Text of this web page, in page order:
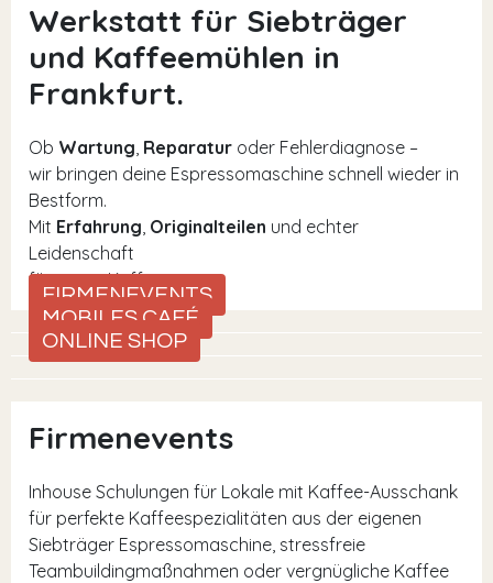
Werkstatt für Siebträger
und Kaffeemühlen in
Frankfurt.
Ob Wartung, Reparatur oder Fehlerdiagnose –
wir bringen deine Espressomaschine schnell wieder in
Bestform.
Mit Erfahrung, Originalteilen und echter
Leidenschaft
für guten Kaffee.
FIRMENEVENTS
MOBILES CAFÉ
ONLINE SHOP
Firmenevents
Inhouse Schulungen für Lokale mit Kaffee-Ausschank
für perfekte Kaffeespezialitäten aus der eigenen
Siebträger Espressomaschine, stressfreie
Teambuildingmaßnahmen oder vergnügliche Kaffee